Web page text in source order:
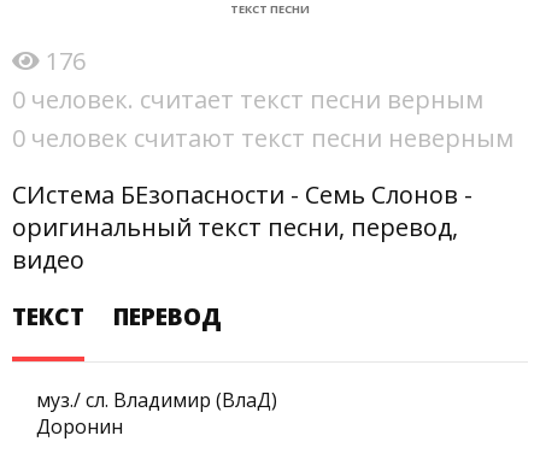
ТЕКСТ ПЕСНИ
176
0 человек. считает текст песни верным
0 человек считают текст песни неверным
СИстема БЕзопасности - Семь Слонов -
оригинальный текст песни, перевод,
видео
ТЕКСТ
ПЕРЕВОД
муз./ сл. Владимир (ВлаД)
Доронин